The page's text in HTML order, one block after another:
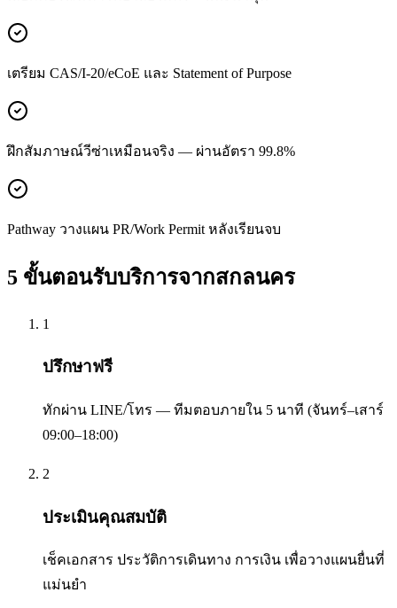
เตรียม CAS/I-20/eCoE และ Statement of Purpose
ฝึกสัมภาษณ์วีซ่าเหมือนจริง — ผ่านอัตรา 99.8%
Pathway วางแผน PR/Work Permit หลังเรียนจบ
5 ขั้นตอนรับบริการจากสกลนคร
1
ปรึกษาฟรี
ทักผ่าน LINE/โทร — ทีมตอบภายใน 5 นาที (จันทร์–เสาร์
09:00–18:00)
2
ประเมินคุณสมบัติ
เช็คเอกสาร ประวัติการเดินทาง การเงิน เพื่อวางแผนยื่นที่
แม่นยำ